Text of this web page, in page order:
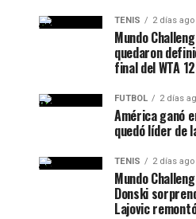
TENIS 2 días ago
Mundo
quedaron
final del WTA
FUTBOL 2 días
América ganó
quedó líder de
TENIS 2 días ago
Mundo
Donski
Lajovic